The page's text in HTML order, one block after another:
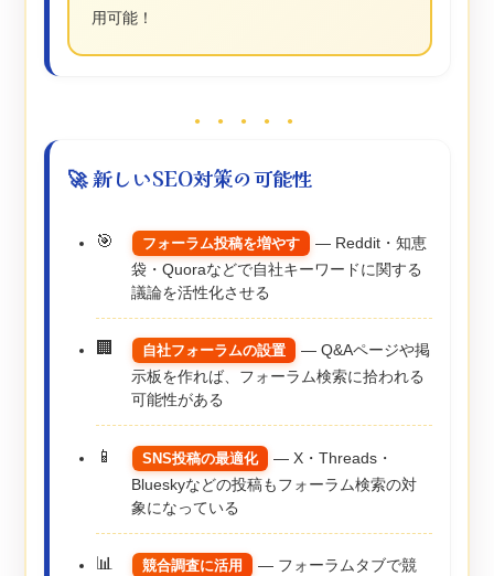
用可能！
● ● ● ● ●
🚀 新しいSEO対策の可能性
フォーラム投稿を増やす
― Reddit・知恵
袋・Quoraなどで自社キーワードに関する
議論を活性化させる
自社フォーラムの設置
― Q&Aページや掲
示板を作れば、フォーラム検索に拾われる
可能性がある
SNS投稿の最適化
― X・Threads・
Blueskyなどの投稿もフォーラム検索の対
象になっている
競合調査に活用 ― フォーラムタブで競